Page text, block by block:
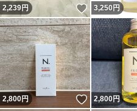
2,239円 いいね！
3,250 円
2,800円 いいね！
2,800円